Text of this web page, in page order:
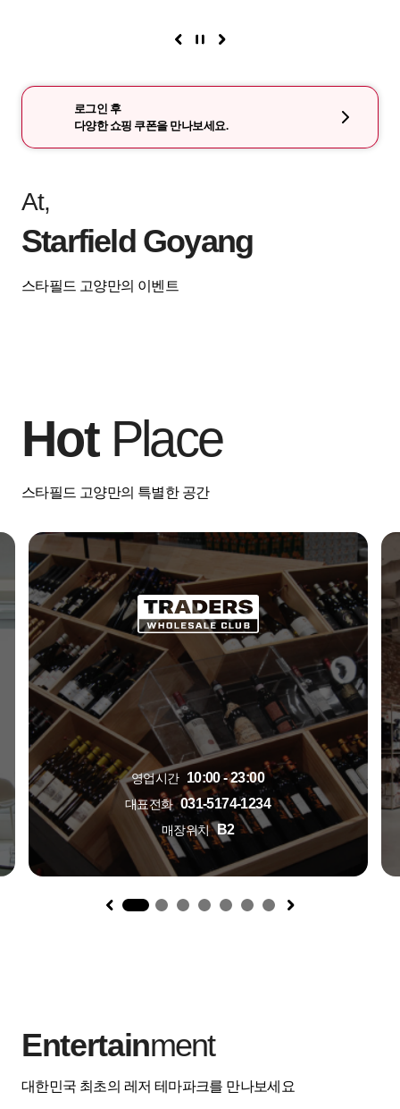
로그인 후
다양한 쇼핑 쿠폰을 만나보세요.
At,
Starfield Goyang
스타필드 고양만의 이벤트
HotPlace
스타필드 고양만의 특별한 공간
영업시간 10:00 - 23:00
대표전화 031-5174-1234
매장위치 B2
1
Entertainment
대한민국 최초의 레저 테마파크를 만나보세요